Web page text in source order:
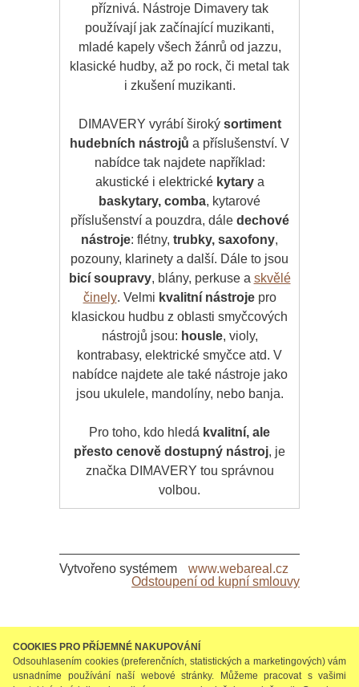
COOKIES PRO PŘÍJEMNÉ NAKUPOVÁNÍ
Odsouhlasením cookies (preferenčních, statistických a marketingových) vám
usnadníme používání naší webové stránky. Můžeme pracovat s vašimi
příznivá. Nástroje Dimavery tak
používají jak začínající muzikanti,
mladé kapely všech žánrů od jazzu,
klasické hudby, až po rock, či metal tak
i zkušení muzikanti.
DIMAVERY vyrábí široký sortiment
hudebních nástrojů a příslušenství. V
nabídce tak najdete například:
akustické i elektrické kytarya
baskytary, comba, kytarové
příslušenství a pouzdra, dále dechové
nástroje: flétny, trubky, saxofony,
pozouny, klarinety a další. Dále to jsou
bicí soupravy, blány, perkuse a skvělé
činely. Velmi kvalitní nástrojepro
klasickou hudbu z oblasti smyčcových
nástrojů jsou: housle, violy,
kontrabasy, elektrické smyčce atd. V
nabídce najdete ale také nástroje jako
jsou ukulele, mandolíny, nebo banja.
Pro toho, kdo hledá kvalitní, ale
přesto cenově dostupný nástroj, je
značka DIMAVERY tou správnou
volbou.
Vytvořeno systémem
www.webareal.cz
Odstoupení od kupní smlouvy